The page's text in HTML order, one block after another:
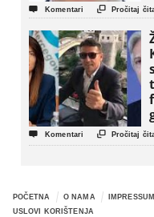
 Komentari  Pročitaj
 Komentari  Pročitaj
POČETNA O NAMA IMPRESSUM
USLOVI KORIŠTENJA